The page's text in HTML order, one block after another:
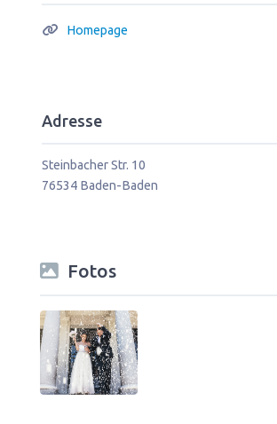
Fotos
Homepage
Adresse
Steinbacher Str. 10
76534 Baden-Baden